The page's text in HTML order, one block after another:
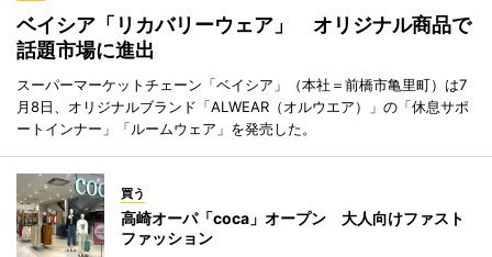
ベイシア「リカバリーウェア」 オリジナル商品で
話題市場に進出
スーパーマーケットチェーン「ベイシア」（本社＝前橋市亀里町）は7
月8日、オリジナルブランド「ALWEAR（オルウエア）」の「休息サポ
ートインナー」「ルームウェア」を発売した。
買う
高崎オーパ「coca」オープン 大人向けファスト
ファッション